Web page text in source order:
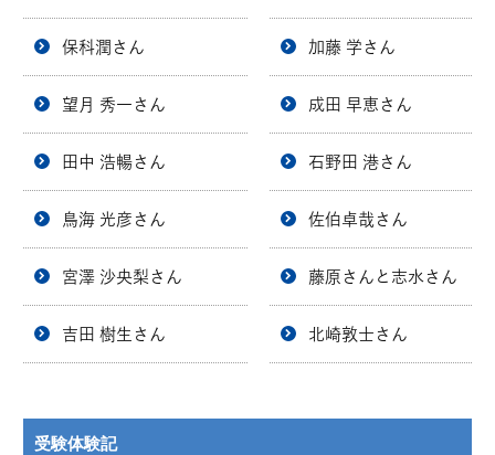
保科潤さん
望月 秀一さん
田中 浩暢さん
鳥海 光彦さん
宮澤 沙央梨さん
吉田 樹生さん
加藤 学さん
成田 早恵さん
石野田 港さん
佐伯卓哉さん
藤原さんと志水さん
北崎敦士さん
受験体験記